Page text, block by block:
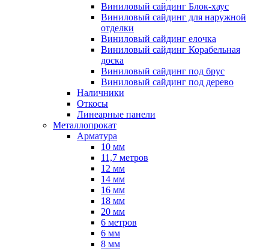
Виниловый сайдинг Блок-хаус
Виниловый сайдинг для наружной
отделки
Виниловый сайдинг елочка
Виниловый сайдинг Корабельная
доска
Виниловый сайдинг под брус
Виниловый сайдинг под дерево
Наличники
Откосы
Линеарные панели
Металлопрокат
Арматура
10 мм
11,7 метров
12 мм
14 мм
16 мм
18 мм
20 мм
6 метров
6 мм
8 мм